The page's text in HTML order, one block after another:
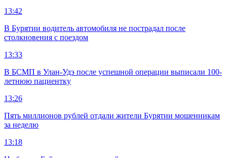
13:42
В Бурятии водитель автомобиля не пострадал после
столкновения с поездом
13:33
В БСМП в Улан-Удэ после успешной операции выписали 100-
летнюю пациентку
13:26
Пять миллионов рублей отдали жители Бурятии мошенникам
за неделю
13:18